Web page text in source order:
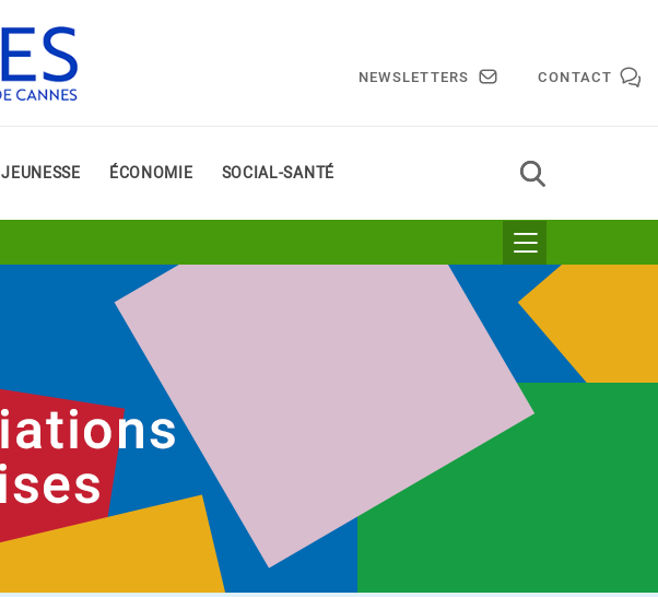
NEWSLETTERS CONTACT
JEUNESSE ÉCONOMIE SOCIAL-SANTÉ